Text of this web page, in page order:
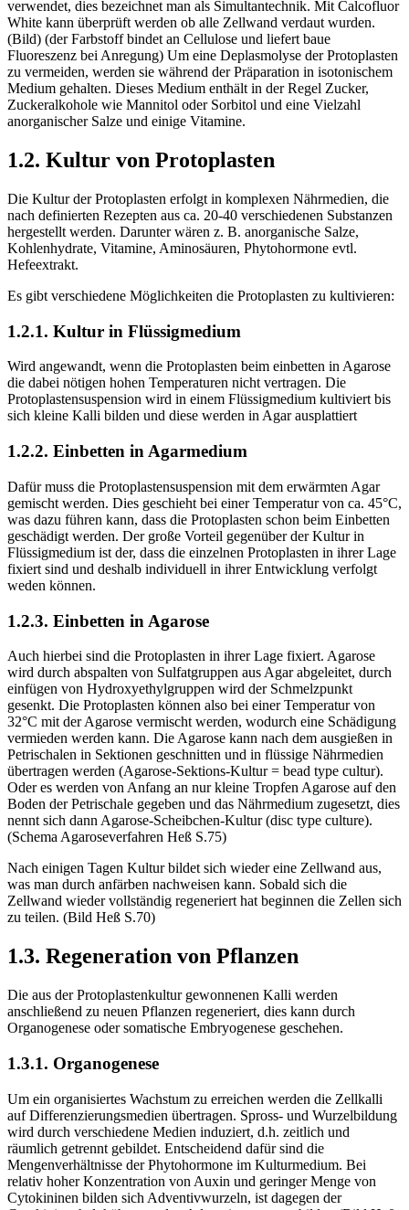
verwendet, dies bezeichnet man als Simultantechnik. Mit Calcofluor
White kann überprüft werden ob alle Zellwand verdaut wurden.
(Bild) (der Farbstoff bindet an Cellulose und liefert baue
Fluoreszenz bei Anregung) Um eine Deplasmolyse der Protoplasten
zu vermeiden, werden sie während der Präparation in isotonischem
Medium gehalten. Dieses Medium enthält in der Regel Zucker,
Zuckeralkohole wie Mannitol oder Sorbitol und eine Vielzahl
anorganischer Salze und einige Vitamine.
1.2. Kultur von Protoplasten
Die Kultur der Protoplasten erfolgt in komplexen Nährmedien, die
nach definierten Rezepten aus ca. 20-40 verschiedenen Substanzen
hergestellt werden. Darunter wären z. B. anorganische Salze,
Kohlenhydrate, Vitamine, Aminosäuren, Phytohormone evtl.
Hefeextrakt.
Es gibt verschiedene Möglichkeiten die Protoplasten zu kultivieren:
1.2.1. Kultur in Flüssigmedium
Wird angewandt, wenn die Protoplasten beim einbetten in Agarose
die dabei nötigen hohen Temperaturen nicht vertragen. Die
Protoplastensuspension wird in einem Flüssigmedium kultiviert bis
sich kleine Kalli bilden und diese werden in Agar ausplattiert
1.2.2. Einbetten in Agarmedium
Dafür muss die Protoplastensuspension mit dem erwärmten Agar
gemischt werden. Dies geschieht bei einer Temperatur von ca. 45°C,
was dazu führen kann, dass die Protoplasten schon beim Einbetten
geschädigt werden. Der große Vorteil gegenüber der Kultur in
Flüssigmedium ist der, dass die einzelnen Protoplasten in ihrer Lage
fixiert sind und deshalb individuell in ihrer Entwicklung verfolgt
weden können.
1.2.3. Einbetten in Agarose
Auch hierbei sind die Protoplasten in ihrer Lage fixiert. Agarose
wird durch abspalten von Sulfatgruppen aus Agar abgeleitet, durch
einfügen von Hydroxyethylgruppen wird der Schmelzpunkt
gesenkt. Die Protoplasten können also bei einer Temperatur von
32°C mit der Agarose vermischt werden, wodurch eine Schädigung
vermieden werden kann. Die Agarose kann nach dem ausgießen in
Petrischalen in Sektionen geschnitten und in flüssige Nährmedien
übertragen werden (Agarose-Sektions-Kultur = bead type cultur).
Oder es werden von Anfang an nur kleine Tropfen Agarose auf den
Boden der Petrischale gegeben und das Nährmedium zugesetzt, dies
nennt sich dann Agarose-Scheibchen-Kultur (disc type culture).
(Schema Agaroseverfahren Heß S.75)
Nach einigen Tagen Kultur bildet sich wieder eine Zellwand aus,
was man durch anfärben nachweisen kann. Sobald sich die
Zellwand wieder vollständig regeneriert hat beginnen die Zellen sich
zu teilen. (Bild Heß S.70)
1.3. Regeneration von Pflanzen
Die aus der Protoplastenkultur gewonnenen Kalli werden
anschließend zu neuen Pflanzen regeneriert, dies kann durch
Organogenese oder somatische Embryogenese geschehen.
1.3.1. Organogenese
Um ein organisiertes Wachstum zu erreichen werden die Zellkalli
auf Differenzierungsmedien übertragen. Spross- und Wurzelbildung
wird durch verschiedene Medien induziert, d.h. zeitlich und
räumlich getrennt gebildet. Entscheidend dafür sind die
Mengenverhältnisse der Phytohormone im Kulturmedium. Bei
relativ hoher Konzentration von Auxin und geringer Menge von
Cytokininen bilden sich Adventivwurzeln, ist dagegen der